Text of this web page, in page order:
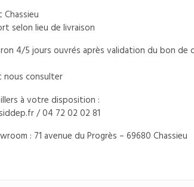
selon lieu de livraison
4/5 jours ouvrés après validation du bon de
nous consulter
à votre disposition :
/ 04 72 02 02 81
: 71 avenue du Progrès – 69680 Chassieu